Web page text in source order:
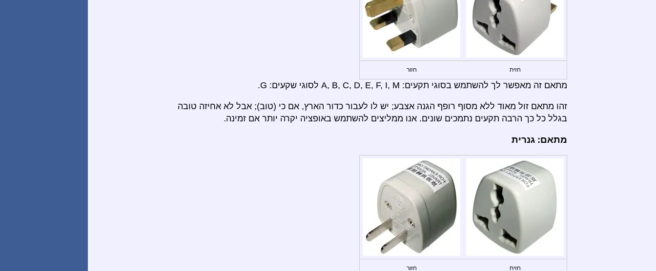
חזית חזור
מתאם זה מאפשר לך להשתמש בסוגי תקעים: A, B, C, D, E, F, I, M לסוגי שקעים: G.
זהו מתאם זול מאוד ללא מסוף רופף הגנה אצבע; יש לו לעבור כדור הארץ, אם כי (טוב); אבל לא אחיזה טובה
בגלל כל כך הרבה תקעים נתמכים שונים. אנו ממליצים להשתמש באופציה יקרה יותר אם זמינה.
מתאם: גנרית
חזית חזור